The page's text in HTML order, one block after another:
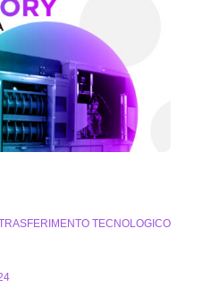
TECNOLOGICO